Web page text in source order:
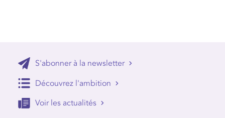
S'abonner à la newsletter
Découvrez l'ambition
Voir les actualités